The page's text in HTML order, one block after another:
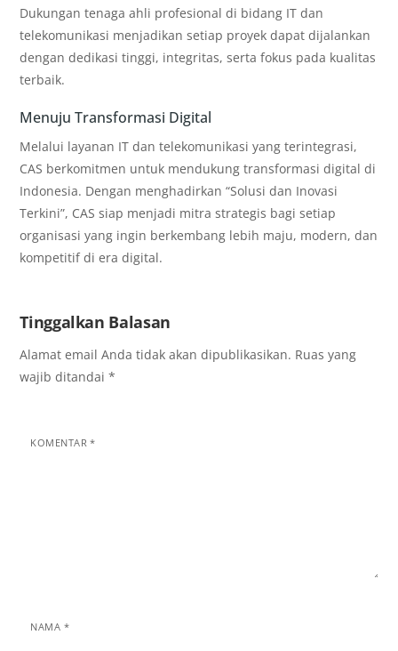
Dukungan tenaga ahli profesional di bidang IT dan
telekomunikasi menjadikan setiap proyek dapat dijalankan
dengan dedikasi tinggi, integritas, serta fokus pada kualitas
terbaik.
Menuju Transformasi Digital
Melalui layanan IT dan telekomunikasi yang terintegrasi,
CAS berkomitmen untuk mendukung transformasi digital di
Indonesia. Dengan menghadirkan “Solusi dan Inovasi
Terkini”, CAS siap menjadi mitra strategis bagi setiap
organisasi yang ingin berkembang lebih maju, modern, dan
kompetitif di era digital.
Tinggalkan Balasan
Alamat email Anda tidak akan dipublikasikan. Ruas yang
wajib ditandai*
KOMENTAR*
NAMA *